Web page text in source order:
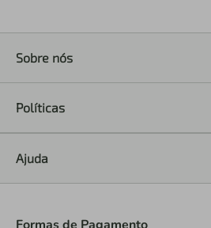
Sobre nós
Políticas
Ajuda